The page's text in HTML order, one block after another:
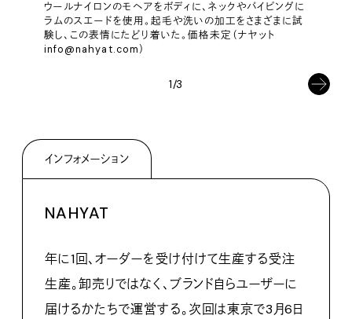
ウールナイロンのモヘアをボディに、ネックやパイピングに
ラムのスエードを使用。起毛や洗いの加工をさまざまに試
験し、この表情にたどり着いた。価格未定（ナヤット
info@nahyat.com）
1/3
インフォメーション
NAHYAT
年に1回、オーダーを受け付けて生産する受注
生産。卸売りではなく、ブランド自らユーザーに
届けるかたちで運営する。次回は東京で3月6日